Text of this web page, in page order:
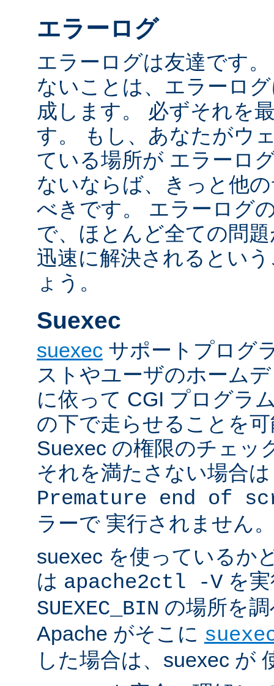
エラーログ
エラーログは友達です
ないことは、エラーロ
成します。 必ずそれを
す。 もし、あなたがウ
ている場所が エラーロ
ないならば、きっと他
べきです。 エラーログ
で、ほとんど全ての問
迅速に解決されるとい
ょう。
Suexec
suexec サポートプログ
ストやユーザのホーム
に依って CGI プログラ
の下で走らせることを
Suexec の権限のチェッ
それを満たさない場合
Premature end of
ラーで 実行されません
suexec を使っているか
は apache2ctl -V を
SUEXEC_BIN の場所を
Apache がそこに
した場合は、suexec が